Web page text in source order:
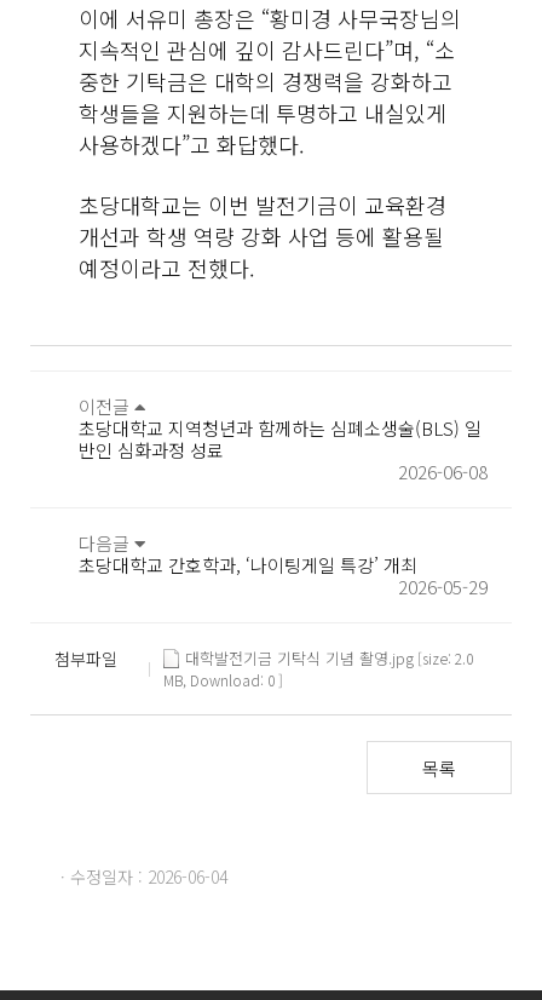
이에 서유미 총장은 “황미경 사무국장님의
지속적인 관심에 깊이 감사드린다”며, “소
중한 기탁금은 대학의 경쟁력을 강화하고
학생들을 지원하는데 투명하고 내실있게
사용하겠다”고 화답했다.
초당대학교는 이번 발전기금이 교육환경
개선과 학생 역량 강화 사업 등에 활용될
예정이라고 전했다.
이전글
초당대학교 지역청년과 함께하는 심폐소생술(BLS) 일
반인 심화과정 성료
2026-06-08
다음글
초당대학교 간호학과, ‘나이팅게일 특강’ 개최
2026-05-29
첨부파일 대학발전기금 기탁식 기념 촬영.jpg [size: 2.0
MB, Download: 0 ]
목록
· 수정일자 : 2026-06-04